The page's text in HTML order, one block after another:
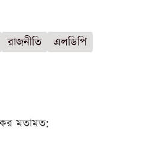
রাজনীতি
এলডিপি
মতামত: